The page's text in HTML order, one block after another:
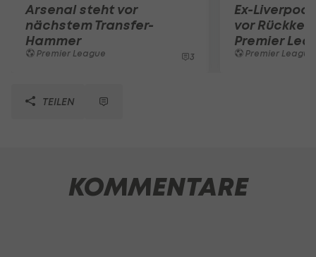
Arsenal steht vor
nächstem Transfer-
Hammer
Premier League 3
Ex-
vor
Premier
Premier League
TEILEN
KOMMENTARE